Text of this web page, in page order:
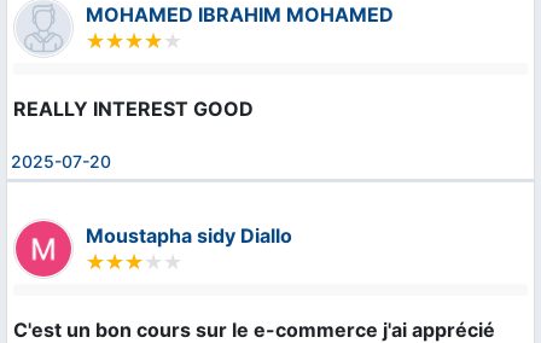
MOHAMED IBRAHIM MOHAMED
REALLY INTEREST GOOD
2025-07-20
Moustapha sidy Diallo
C'est un bon cours sur le e-commerce j'ai apprécié